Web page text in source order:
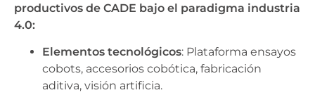
productivos de CADE bajo el paradigma industria
4.0:
Elementos tecnológicos: Plataforma ensayos
cobots, accesorios cobótica, fabricación
aditiva, visión artificia.